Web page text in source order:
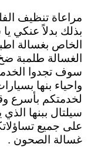
مراعاة تنظيف
بذلك بدلاً عنكي
الخاص بغسالة
الغسالة طلمبة
سوف تجدوا
واحياء بنها
لخدمتكم بأسرع
سيلتال ببنها
على جميع
غسالة الصحون .